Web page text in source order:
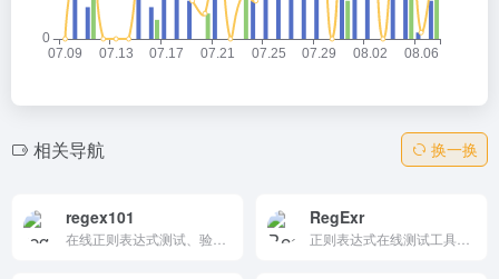
相关导航 换一换
regex101 RegExr